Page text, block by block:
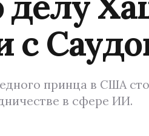
с
принца в США
в сфере ИИ.